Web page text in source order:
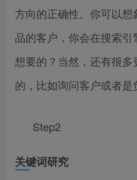
方向的正确性。你可以
品的客户，你会在搜索
想要的？当然，还有很
的，比如询问客户或者是
Step2
关键词研究